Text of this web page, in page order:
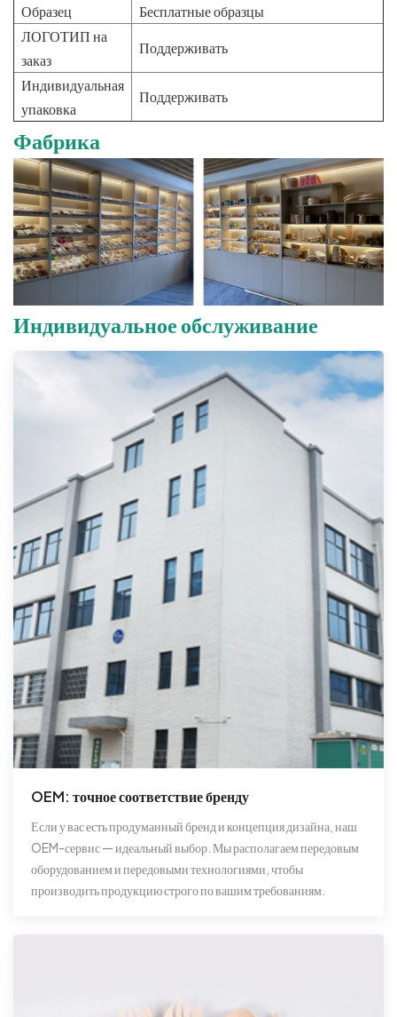
Образец
Бесплатные образцы
ЛОГОТИП на
заказ
Поддерживать
Индивидуальная
упаковка
Поддерживать
Фабрика
Индивидуальное обслуживание
OEM: точное соответствие бренду
Если у вас есть продуманный бренд и концепция дизайна, наш
OEM-сервис — идеальный выбор. Мы располагаем передовым
оборудованием и передовыми технологиями, чтобы
производить продукцию строго по вашим требованиям.